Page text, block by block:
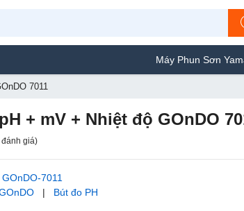
Máy Phun Sơn Yamafuji Lựa
7011
+ mV + Nhiệt độ GOnDO
đánh giá)
GOnDO-7011
| Bút đo PH